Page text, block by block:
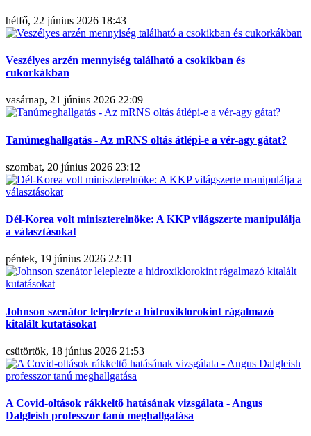
hétfő, 22 június 2026 18:43
Veszélyes arzén mennyiség található a csokikban és
cukorkákban
vasárnap, 21 június 2026 22:09
Tanúmeghallgatás - Az mRNS oltás átlépi-e a vér-agy gátat?
szombat, 20 június 2026 23:12
Dél-Korea volt miniszterelnöke: A KKP világszerte manipulálja
a választásokat
péntek, 19 június 2026 22:11
Johnson szenátor leleplezte a hidroxiklorokint rágalmazó
kitalált kutatásokat
csütörtök, 18 június 2026 21:53
A Covid-oltások rákkeltő hatásának vizsgálata - Angus
Dalgleish professzor tanú meghallgatása